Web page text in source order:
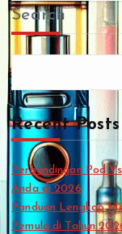
Search
Recent Posts
Perbandingan Pod
Anda di 2026
Panduan Lengkap
Pemula di Tahun